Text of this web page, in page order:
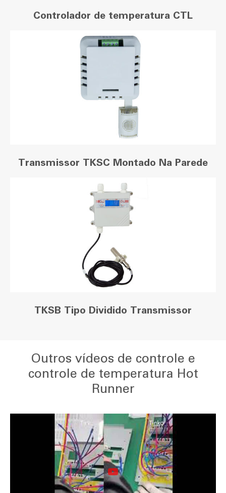
Controlador de temperatura CTL
Transmissor TKSC Montado Na Parede
TKSB Tipo Dividido Transmissor
Outros vídeos de controle e
controle de temperatura Hot
Runner